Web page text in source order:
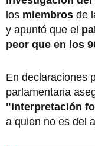
los miembros de
y apuntó que el
peor que en los
En declaraciones
parlamentaria
"interpretación
a quien no es del